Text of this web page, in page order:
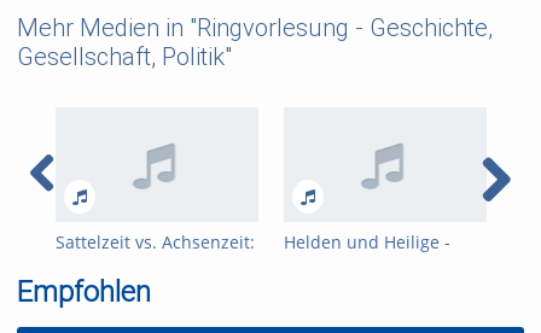
Mehr Medien in "Ringvorlesung - Geschichte,
Gesellschaft, Politik"
Sattelzeit vs. Achsenzeit:
Napoleon und Lou
Salome
Helden und Heilige -
Empfohlen